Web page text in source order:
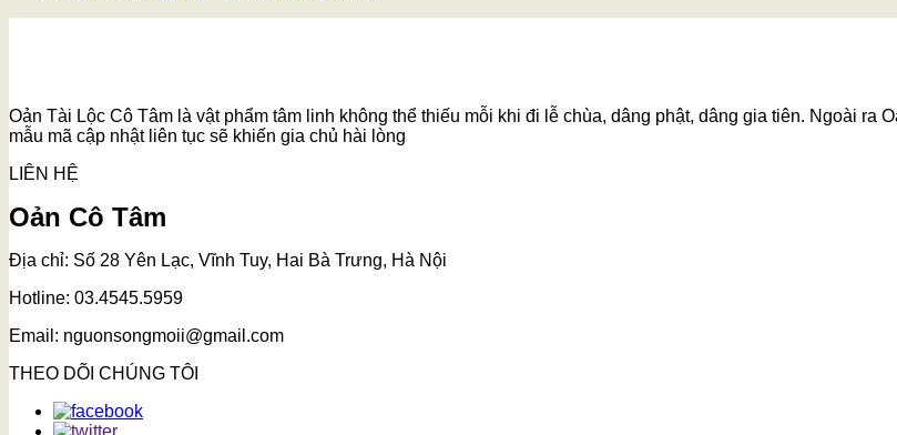
Oản Tài Lộc Cô Tâm là vật phẩm tâm linh không thể thiếu mỗi khi đi lễ chùa, dâng phật, dâng gia tiên. Ngoài ra
mẫu mã cập nhật liên tục sẽ khiến gia chủ hài lòng
LIÊN HỆ
Oản Cô Tâm
Địa chỉ: Số 28 Yên Lạc, Vĩnh Tuy, Hai Bà Trưng, Hà Nội
Hotline: 03.4545.5959
Email: nguonsongmoii@gmail.com
THEO DÕI CHÚNG TÔI